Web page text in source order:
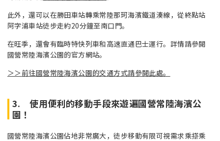
此外，還可以在勝田車站轉乘常陸那珂海濱鐵道湊線，從終點站
阿字浦車站徒步走約20分鐘至南口門。
在旺季，還會有臨時特快列車和高速直通巴士運行。詳情請參閱
國營常陸海濱公園的官方網站。
＞＞前往國營常陸海濱公園的交通方式請參閱此處。
3. 使用便利的移動手段來遊遍國營常陸海濱公
園！
國營常陸海濱公園佔地非常廣大，徒步移動有限可視需求乘搭乘